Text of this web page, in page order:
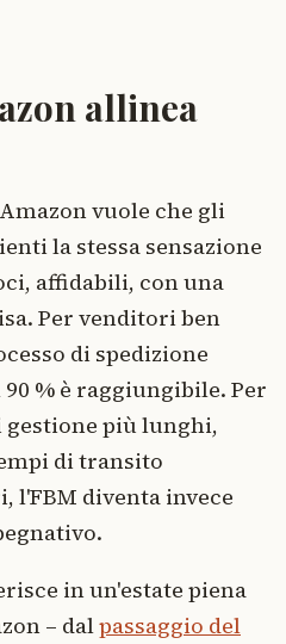
allinea
vuole che gli
la stessa sensazione
affidabili, con una
Per venditori ben
di spedizione
% è raggiungibile. Per
più lunghi,
di transito
diventa invece
in un'estate piena
– dalpassaggio del